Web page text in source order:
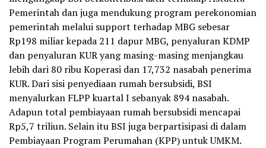
Pemerintah dan juga mendukung program perekonomian
pemerintah melalui support terhadap MBG sebesar
Rp198 miliar kepada 211 dapur MBG, penyaluran KDMP
dan penyaluran KUR yang masing-masing menjangkau
lebih dari 80 ribu Koperasi dan 17,732 nasabah penerima
KUR. Dari sisi penyediaan rumah bersubsidi, BSI
menyalurkan FLPP kuartal I sebanyak 894 nasabah.
Adapun total pembiayaan rumah bersubsidi mencapai
Rp5,7 triliun. Selain itu BSI juga berpartisipasi di dalam
Pembiayaan Program Perumahan (KPP) untuk UMKM.